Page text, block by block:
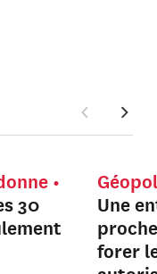
30
Une
forer